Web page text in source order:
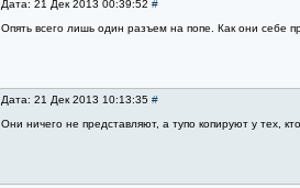
Дата: 21 Дек 2013 00:39:52 #
Опять всего лишь один разъем на попе. Как они себе
Дата: 21 Дек 2013 10:13:35 #
Они ничего не представляют, а тупо копируют у тех,